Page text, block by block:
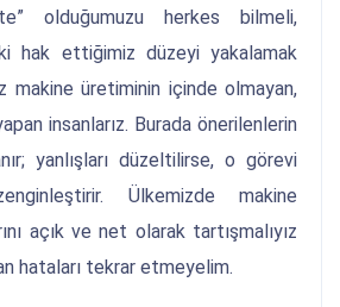
olduğumuzu herkes bilmeli,
hak ettiğimiz düzeyi yakalamak
makine üretiminin içinde olmayan,
insanlarız. Burada önerilenlerin
yanlışları düzeltilirse, o görevi
Ülkemizde makine
açık ve net olarak tartışmalıyız
hataları tekrar etmeyelim.